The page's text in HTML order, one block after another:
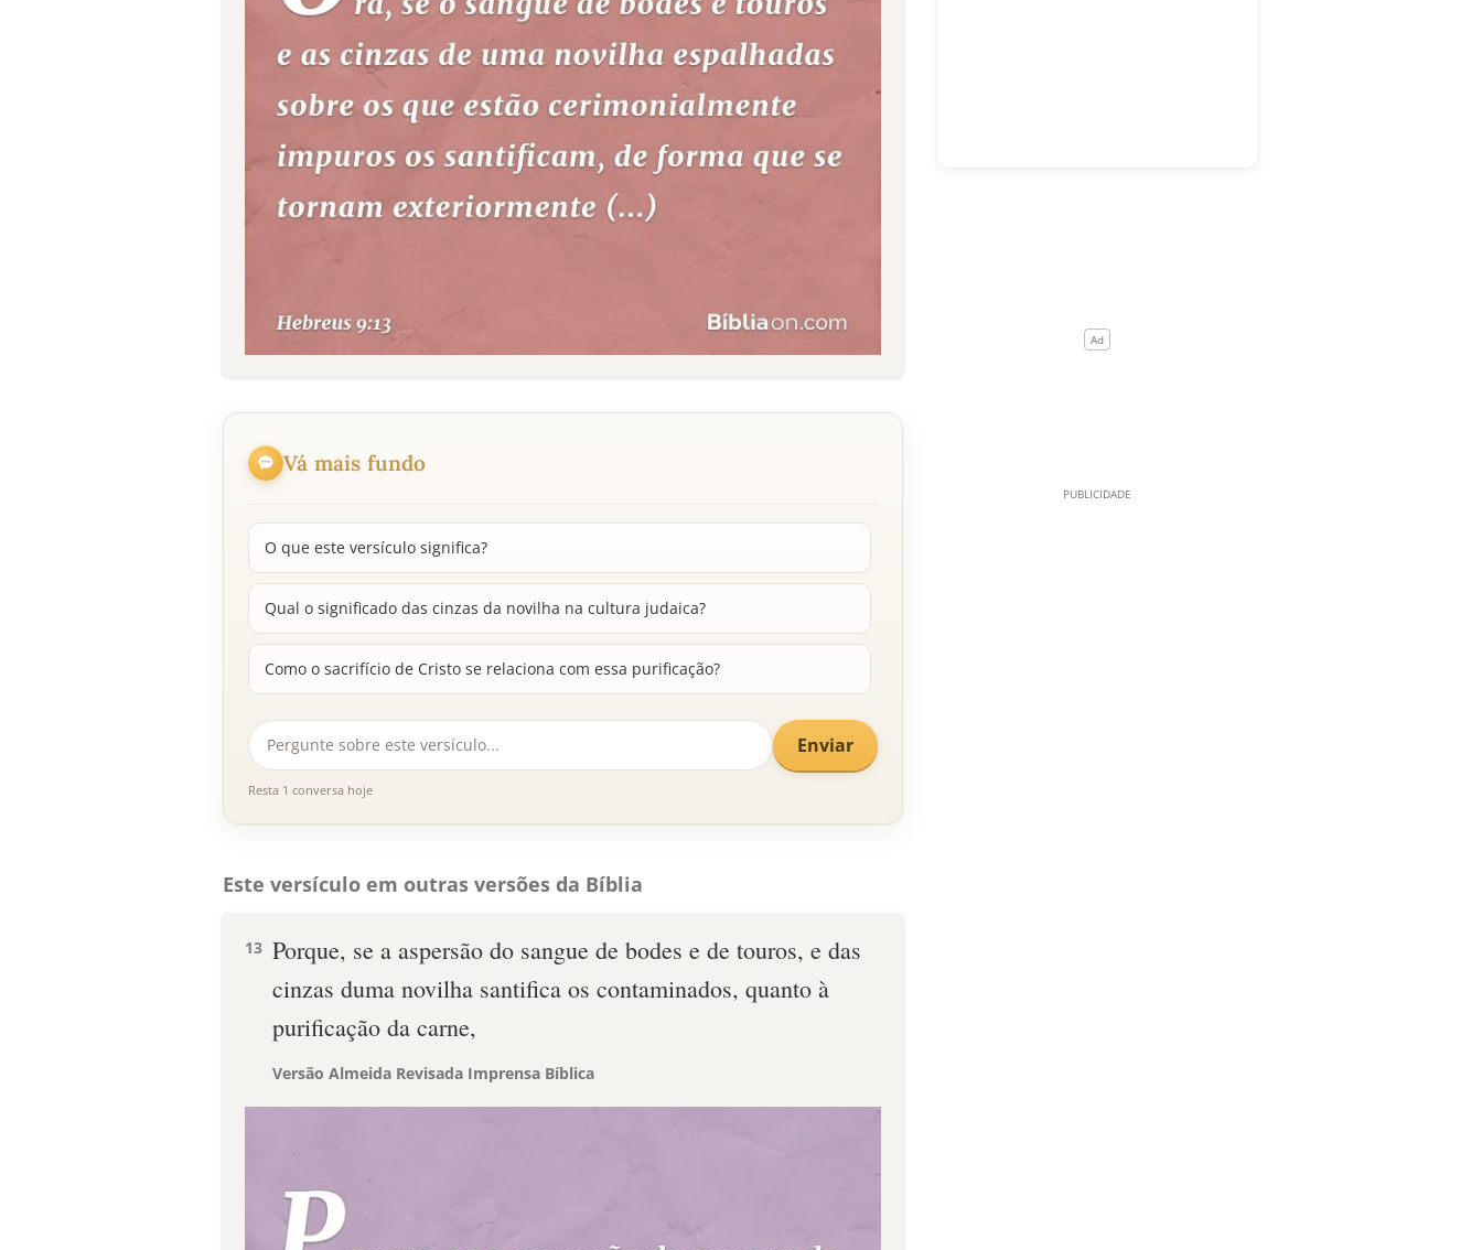
Vá mais fundo
O que este versículo significa?
Qual o significado das cinzas da novilha na cultura judaica?
Como o sacrifício de Cristo se relaciona com essa purificação?
Enviar
Resta 1 conversa hoje
Este versículo em outras versões da Bíblia
13 Porque, se a aspersão do sangue de bodes e de touros, e das
cinzas duma novilha santifica os contaminados, quanto à
purificação da carne,
Versão Almeida Revisada Imprensa Bíblica